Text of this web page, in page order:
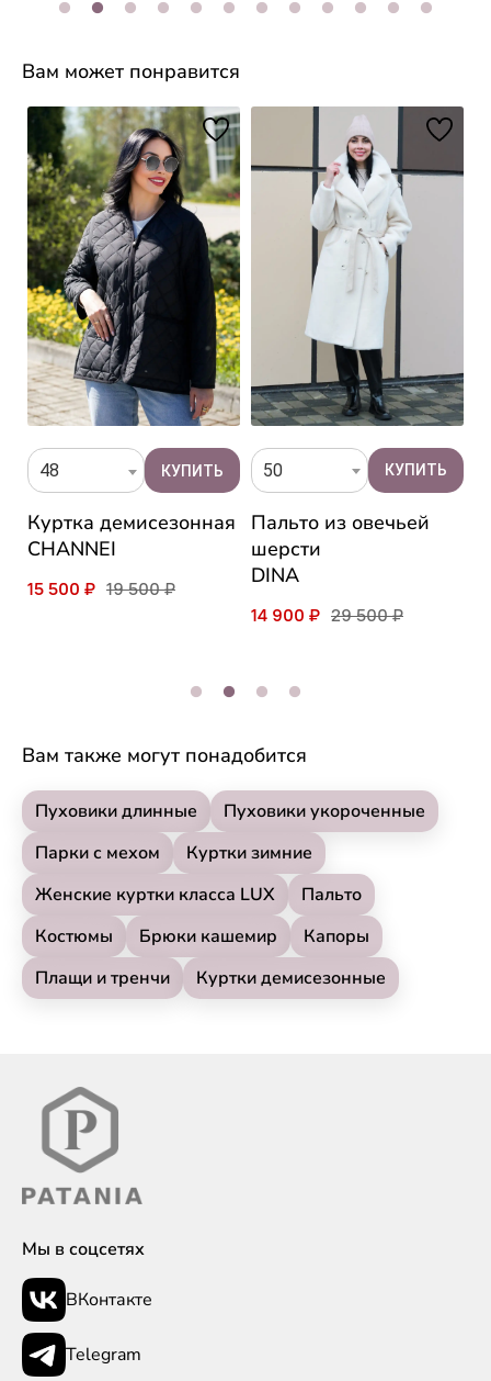
Вам может понравится
48
Куртка демисезонная
CHANNEI
15 500 ₽ 19 500 ₽
50
Пальто из овечьей
шерсти
DINA
14 900 ₽ 29 500 ₽
Вам также могут понадобится
Пуховики длинные
Пуховики укороченные
Парки с мехом
Куртки зимние
Женские куртки класса LUX
Пальто
Костюмы
Брюки кашемир
Капоры
Плащи и тренчи
Куртки демисезонные
Мы в соцсетях
ВКонтакте
Telegram